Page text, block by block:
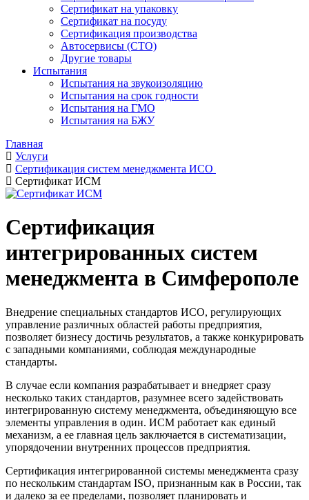
Сертификат на упаковку
Сертификат на посуду
Сертификация производства
Автосервисы (СТО)
Другие товары
Испытания
Испытания на звукоизоляцию
Испытания на срок годности
Испытания на ГМО
Испытания на БЖУ
Главная
Услуги
Сертификация систем менеджмента ИСО
Сертификат ИСМ
Сертификация
интегрированных систем
менеджмента в Симферополе
Внедрение специальных стандартов ИСО, регулирующих
управление различных областей работы предприятия,
позволяет бизнесу достичь результатов, а также конкурировать
с западными компаниями, соблюдая международные
стандарты.
В случае если компания разрабатывает и внедряет сразу
несколько таких стандартов, разумнее всего задействовать
интегрированную систему менеджмента, объединяющую все
элементы управления в один. ИСМ работает как единый
механизм, а ее главная цель заключается в систематизации,
упорядочении внутренних процессов предприятия.
Сертификация интегрированной системы менеджмента сразу
по нескольким стандартам ISO, признанным как в России, так
и далеко за ее пределами, позволяет планировать и